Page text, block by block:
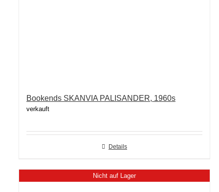
Bookends SKANVIA PALISANDER, 1960s
verkauft
Details
Nicht auf Lager